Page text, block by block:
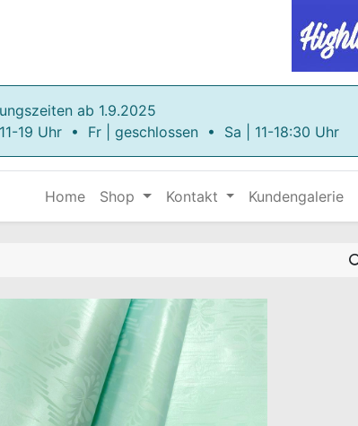
ab 1.9.2025
19 Uhr • Fr | geschlossen • Sa | 11-18:30 Uhr
Home Shop Kontakt Kundengalerie